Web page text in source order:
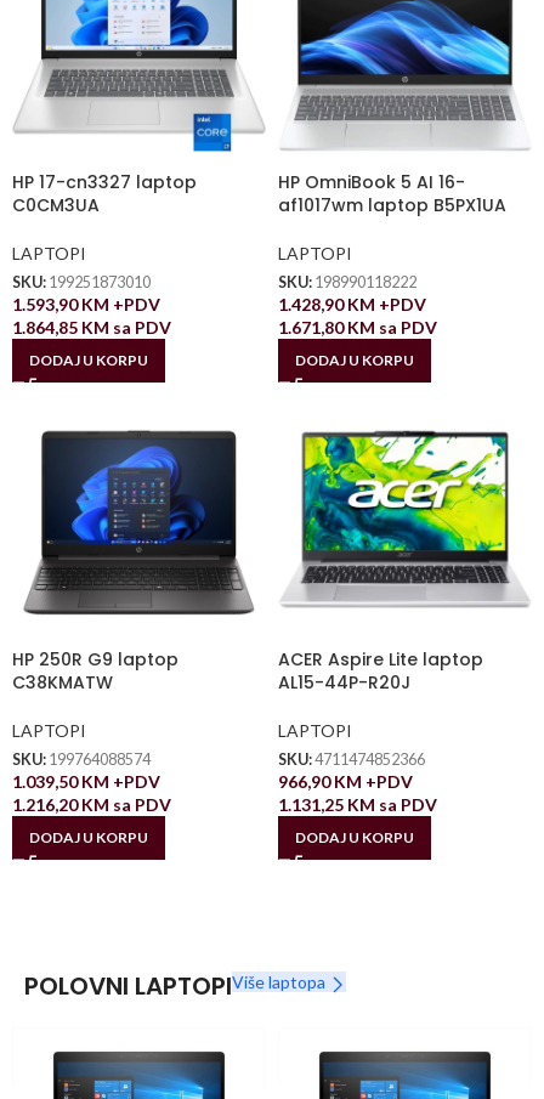
HP 17-cn3327 laptop
C0CM3UA
LAPTOPI
SKU: 199251873010
1.593,90KM +PDV
1.864,85 KM sa PDV
DODAJ U KORPU
HP OmniBook 5 AI 16-
af1017wm laptop B5PX1UA
LAPTOPI
SKU: 198990118222
1.428,90KM +PDV
1.671,80KM sa PDV
DODAJ U KORPU
HP 250R G9 laptop
C38KMATW
LAPTOPI
SKU: 199764088574
1.039,50KM +PDV
1.216,20KM sa PDV
DODAJ U KORPU
ACER Aspire Lite laptop
AL15-44P-R20J
LAPTOPI
SKU:4711474852366
966,90KM +PDV
1.131,25 KM sa PDV
DODAJ U KORPU
POLOVNI LAPTOPIViše laptopa